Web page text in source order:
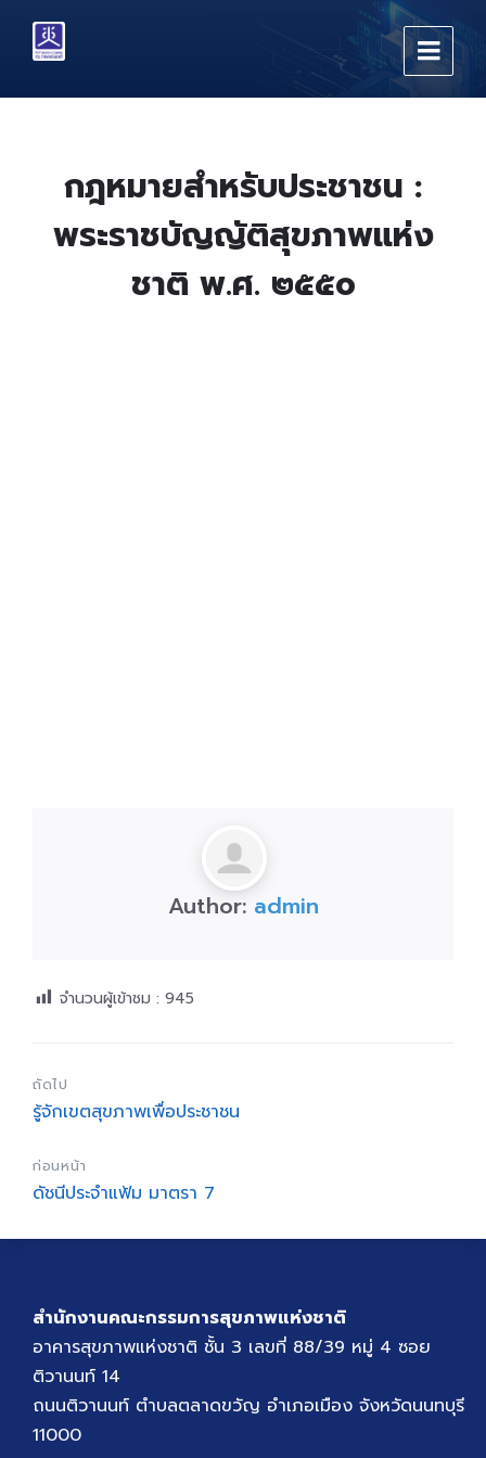
content
main
footer
กฎหมายสำหรับประชาชน :
พระราชบัญญัติสุขภาพแห่ง
ชาติ พ.ศ. ๒๕๕๐
Author: admin
จำนวนผู้เข้าชม : 945
ถัดไป
รู้จักเขตสุขภาพเพื่อประชาชน
ก่อนหน้า
ดัชนีประจำแฟ้ม มาตรา 7
สำนักงานคณะกรรมการสุขภาพแห่งชาติ
อาคารสุขภาพแห่งชาติ ชั้น 3 เลขที่ 88/39 หมู่ 4 ซอย
ติวานนท์ 14
ถนนติวานนท์ ตำบลตลาดขวัญ อำเภอเมือง จังหวัดนนทบุรี
11000